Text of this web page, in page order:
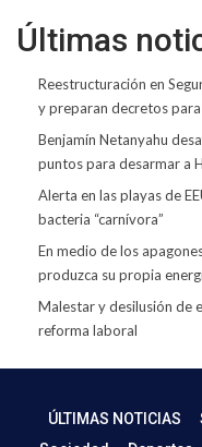
Últimas
Reestructuración en
y preparan decretos
Benjamín Netanyahu
puntos para desarmar a
Alerta en las playas de
bacteria “carnívora”
En medio de los
produzca su propia
Malestar y desilusión de
reforma laboral
ÚLTIMAS NOTICIAS